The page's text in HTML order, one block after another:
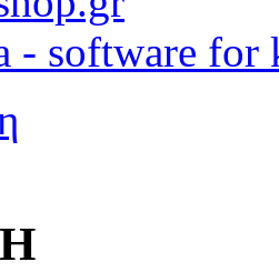
- software for